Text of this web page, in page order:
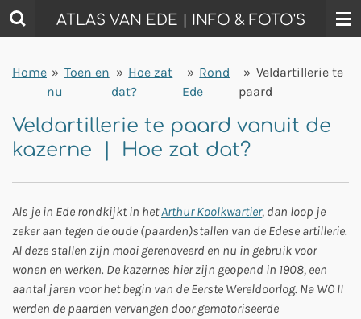
Ga
direct
de
hoofdinhoud
ATLAS VAN EDE | INFO & FOTO'S
Home » Toen en
nu
» Hoe zat
dat?
» Rond
Ede
» Veldartillerie te
paard
Veldartillerie te paard vanuit de
kazerne | Hoe zat dat?
Als je in Ede rondkijkt in hetArthur Koolkwartier, dan loop je
zeker aan tegen de oude (paarden)stallen van de Edese artillerie.
Al deze stallen zijn mooi gerenoveerd en nu in gebruik voor
wonen en werken. De kazernes hier zijn geopend in 1908, een
aantal jaren voor het begin van de Eerste Wereldoorlog. Na WO II
werden de paarden vervangen door gemotoriseerde